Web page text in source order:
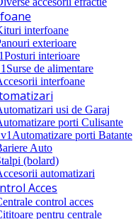
interfoane
exterioare
Posturi interioare
Surse de alimentare
interfoane
usi de Garaj
porti Culisante
Automatizare porti Batante
Auto
(bolard)
automatizari
Acces
control acces
pentru centrale